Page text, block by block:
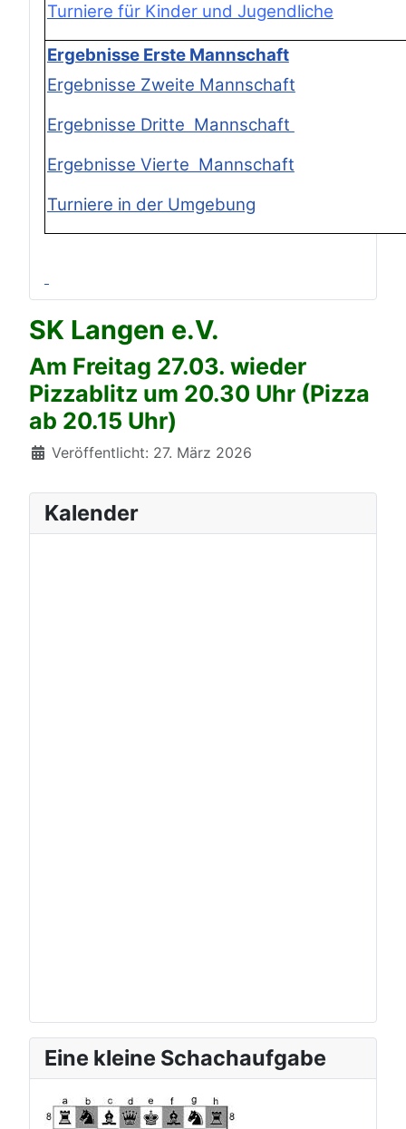
Turniere für Kinder und Jugendliche
Ergebnisse Erste Mannschaft
Ergebnisse Zweite Mannschaft
Ergebnisse Dritte Mannschaft
Ergebnisse Vierte Mannschaft
Turniere in der Umgebung
SK Langen e.V.
Am Freitag 27.03. wieder
Pizzablitz um 20.30 Uhr (Pizza
ab 20.15 Uhr)
Details
Veröffentlicht: 27. März 2026
Kalender
Eine kleine Schachaufgabe